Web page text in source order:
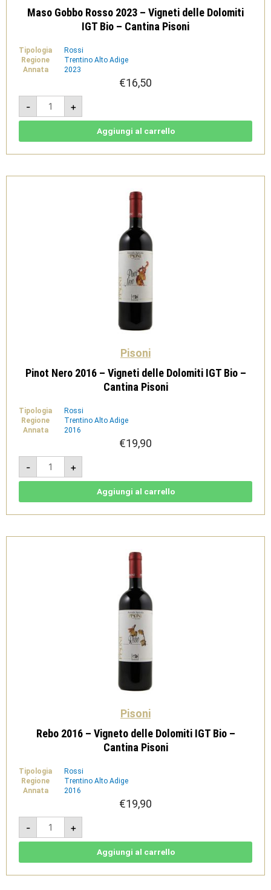
Maso Gobbo Rosso 2023 – Vigneti delle Dolomiti
IGT Bio – Cantina Pisoni
Tipologia
Rossi
Regione
Trentino Alto Adige
Annata
2023
€16,50
-
Maso
Gobbo
Rosso
2023
Dolomiti
-
+
Aggiungi al carrello
Pisoni
Pinot Nero 2016 – Vigneti delle Dolomiti IGT Bio –
Cantina Pisoni
Tipologia
Rossi
Regione
Trentino Alto Adige
Annata
2016
€19,90
-
Pinot
Nero
2016
-
IGT
Cantina
+
Aggiungi al carrello
Pisoni
Rebo 2016 – Vigneto delle Dolomiti IGT Bio –
Cantina Pisoni
Tipologia
Rossi
Regione
Trentino Alto Adige
Annata
2016
€19,90
-
Rebo
2016
-
Vigneto
Bio
+
Aggiungi al carrello